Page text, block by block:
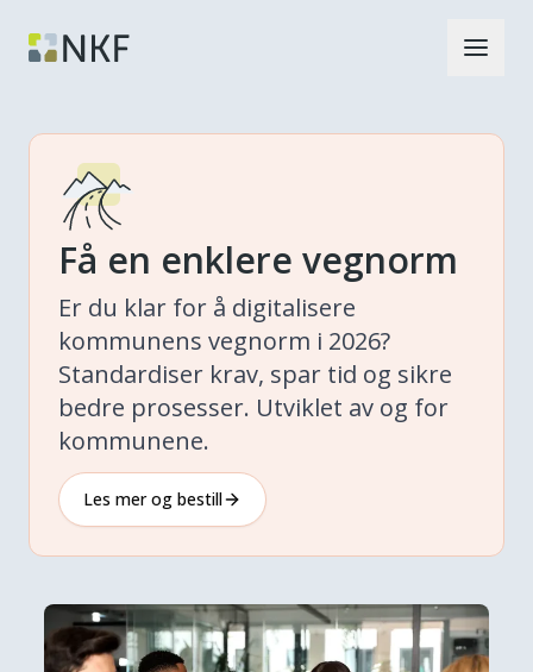
Få en enklere vegnorm
Er du klar for å digitalisere
kommunens vegnorm i 2026?
Standardiser krav, spar tid og sikre
bedre prosesser. Utviklet av og for
kommunene.
Les mer og bestill